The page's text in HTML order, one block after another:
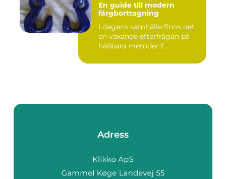
En guide till modern
färgborttagning
I dagens samhälle finns det
en växande efterfrågan på
hållbara metoder f...
Adress